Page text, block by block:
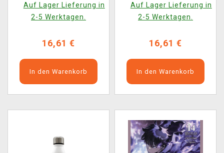
Auf Lager Lieferung in
2-5 Werktagen.
16,61 €
In den Warenkorb
Auf Lager Lieferung in
2-5 Werktagen.
16,61 €
In den Warenkorb